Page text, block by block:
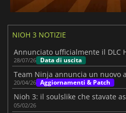
NIOH 3 NOTIZIE
28/07/26 Data di uscita
20/04/26 Aggiornamenti & Patch
Nioh 3: il soulslike che stavate
05/02/26